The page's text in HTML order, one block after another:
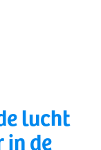
lucht
de